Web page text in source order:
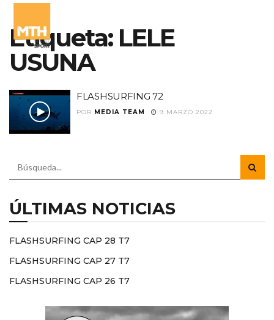
Etiqueta: LELE
USUNA
FLASHSURFING 72
POR MEDIA TEAM 9 MARZO 2022
ÚLTIMAS NOTICIAS
FLASHSURFING CAP 28 T7
FLASHSURFING CAP 27 T7
FLASHSURFING CAP 26 T7